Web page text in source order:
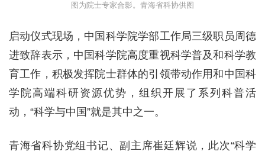
图为院士专家合影。青海省科协供图
启动仪式现场，中国科学院学部工作局三级职员周德
进致辞表示，中国科学院高度重视科学普及和科学教
育工作，积极发挥院士群体的引领带动作用和中国科
学院高端科研资源优势，组织开展了系列科普活
动，“科学与中国”就是其中之一。
青海省科协党组书记、副主席崔廷辉说，此次“科学